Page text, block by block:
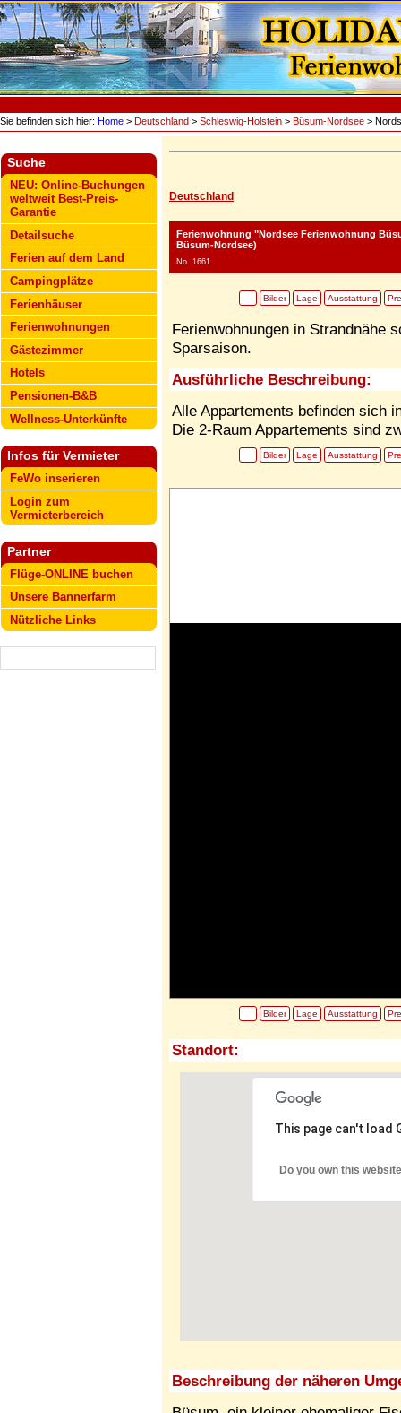
Sie befinden sich hier: Home > Deutschland > Schleswig-Holstein > Büsum-Nordsee >
Suche
NEU: Online-Buchungen
weltweit Best-Preis-
Garantie
Detailsuche
Ferien auf dem Land
Campingplätze
Ferienhäuser
Ferienwohnungen
Gästezimmer
Hotels
Pensionen-B&B
Wellness-Unterkünfte
Infos für Vermieter
FeWo inserieren
Login zum
Vermieterbereich
Partner
Flüge-ONLINE buchen
Unsere Bannerfarm
Nützliche Links
Deutschland
Ferienwohnung "Nordsee Ferienwohnung
Büsum-Nordsee)
No. 1661
Bilder Lage Ausstattung
Ferienwohnungen in Strandnähe
Sparsaison.
Ausführliche Beschreibung:
Alle Appartements befinden sich
Die 2-Raum Appartements sind
Bilder Lage Ausstattung
Bilder Lage Ausstattung
Standort:
This page can't load
Do you own this
Beschreibung der näheren